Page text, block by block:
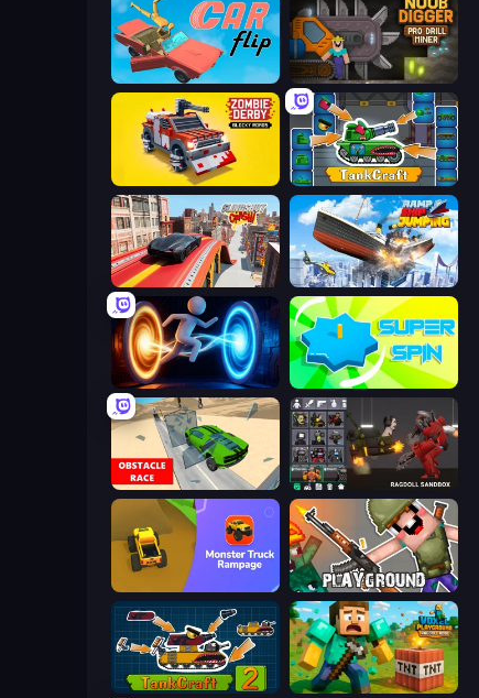
Car Flip! Noob Digger: Pro Drill Miner
TankCraft
Slingshot Crash Ship Ramp Jumping
Portal Escape Super Spin
Obstacle Race: Destroying Simulator! Last Play: Ragdoll Sandbox
Monster Truck Rampage Playground
TankCraft 2 Voxel Playground: Ragdoll Noob